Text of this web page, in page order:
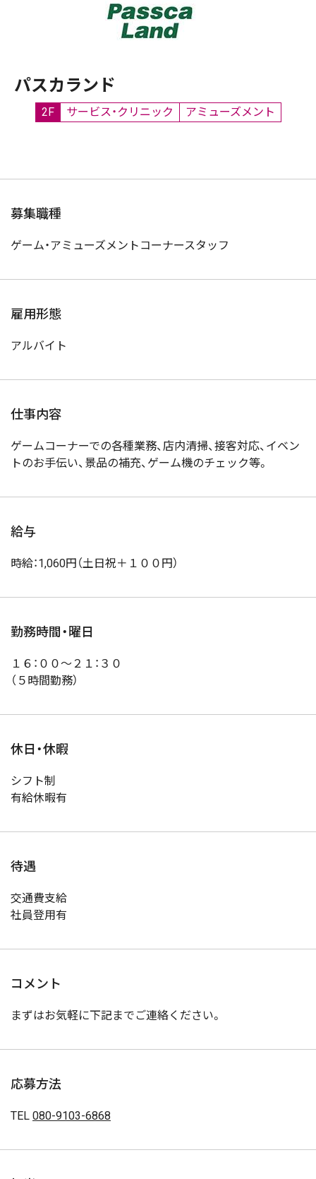
パスカランド
2F サービス・クリニック アミューズメント
募集職種
ゲーム・アミューズメントコーナースタッフ
雇用形態
アルバイト
仕事内容
ゲームコーナーでの各種業務、店内清掃、接客対応、イベン
トのお手伝い、景品の補充、ゲーム機のチェック等。
給与
時給：1,060円（土日祝＋１００円）
勤務時間・曜日
１６：００～２１：３０
（５時間勤務）
休日・休暇
シフト制
有給休暇有
待遇
交通費支給
社員登用有
コメント
まずはお気軽に下記までご連絡ください。
応募方法
TEL 080-9103-6868